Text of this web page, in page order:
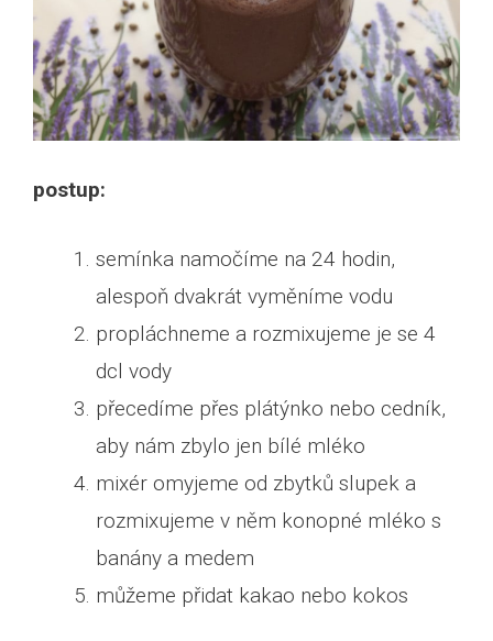
postup:
semínka namočíme na 24 hodin,
alespoň dvakrát vyměníme vodu
propláchneme a rozmixujeme je se 4
dcl vody
přecedíme přes plátýnko nebo cedník,
aby nám zbylo jen bílé mléko
mixér omyjeme od zbytků slupek a
rozmixujeme v něm konopné mléko s
banány a medem
můžeme přidat kakao nebo kokos